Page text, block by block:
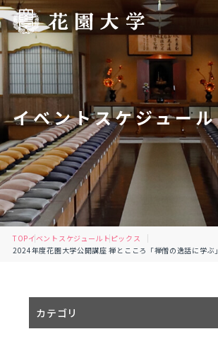
イベントスケジュール
TOPイベントスケジュール トピックス
2024年度花園大学公開講座 禅とこころ「禅僧の逸話に学ぶ」
カテゴリ